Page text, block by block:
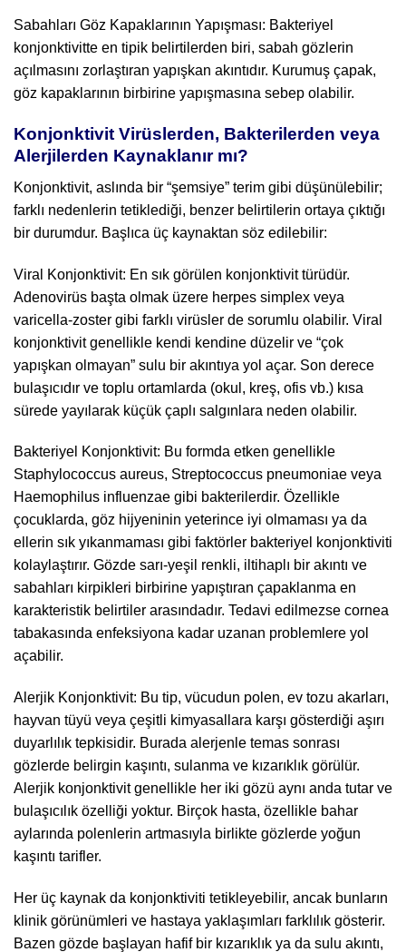
Sabahları Göz Kapaklarının Yapışması: Bakteriyel
konjonktivitte en tipik belirtilerden biri, sabah gözlerin
açılmasını zorlaştıran yapışkan akıntıdır. Kurumuş çapak,
göz kapaklarının birbirine yapışmasına sebep olabilir.
Konjonktivit Virüslerden, Bakterilerden veya
Alerjilerden Kaynaklanır mı?
Konjonktivit, aslında bir “şemsiye” terim gibi düşünülebilir;
farklı nedenlerin tetiklediği, benzer belirtilerin ortaya çıktığı
bir durumdur. Başlıca üç kaynaktan söz edilebilir:
Viral Konjonktivit: En sık görülen konjonktivit türüdür.
Adenovirüs başta olmak üzere herpes simplex veya
varicella-zoster gibi farklı virüsler de sorumlu olabilir. Viral
konjonktivit genellikle kendi kendine düzelir ve “çok
yapışkan olmayan” sulu bir akıntıya yol açar. Son derece
bulaşıcıdır ve toplu ortamlarda (okul, kreş, ofis vb.) kısa
sürede yayılarak küçük çaplı salgınlara neden olabilir.
Bakteriyel Konjonktivit: Bu formda etken genellikle
Staphylococcus aureus, Streptococcus pneumoniae veya
Haemophilus influenzae gibi bakterilerdir. Özellikle
çocuklarda, göz hijyeninin yeterince iyi olmaması ya da
ellerin sık yıkanmaması gibi faktörler bakteriyel konjonktiviti
kolaylaştırır. Gözde sarı-yeşil renkli, iltihaplı bir akıntı ve
sabahları kirpikleri birbirine yapıştıran çapaklanma en
karakteristik belirtiler arasındadır. Tedavi edilmezse cornea
tabakasında enfeksiyona kadar uzanan problemlere yol
açabilir.
Alerjik Konjonktivit: Bu tip, vücudun polen, ev tozu akarları,
hayvan tüyü veya çeşitli kimyasallara karşı gösterdiği aşırı
duyarlılık tepkisidir. Burada alerjenle temas sonrası
gözlerde belirgin kaşıntı, sulanma ve kızarıklık görülür.
Alerjik konjonktivit genellikle her iki gözü aynı anda tutar ve
bulaşıcılık özelliği yoktur. Birçok hasta, özellikle bahar
aylarında polenlerin artmasıyla birlikte gözlerde yoğun
kaşıntı tarifler.
Her üç kaynak da konjonktiviti tetikleyebilir, ancak bunların
klinik görünümleri ve hastaya yaklaşımları farklılık gösterir.
Bazen gözde başlayan hafif bir kızarıklık ya da sulu akıntı,